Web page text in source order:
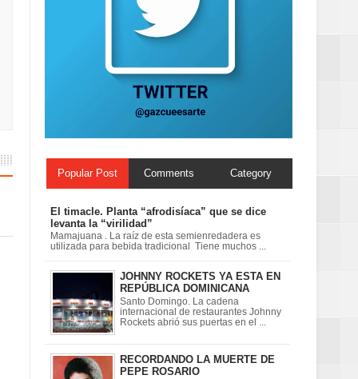
Popular Post Comments Category
El timacle. Planta “afrodisíaca” que se dice
levanta la “virilidad”
Mamajuana . La raíz de esta semienredadera es
utilizada para bebida tradicional Tiene muchos ...
JOHNNY ROCKETS YA ESTA EN
REPÚBLICA DOMINICANA
Santo Domingo. La cadena
internacional de restaurantes Johnny
Rockets abrió sus puertas en el ...
RECORDANDO LA MUERTE DE
PEPE ROSARIO